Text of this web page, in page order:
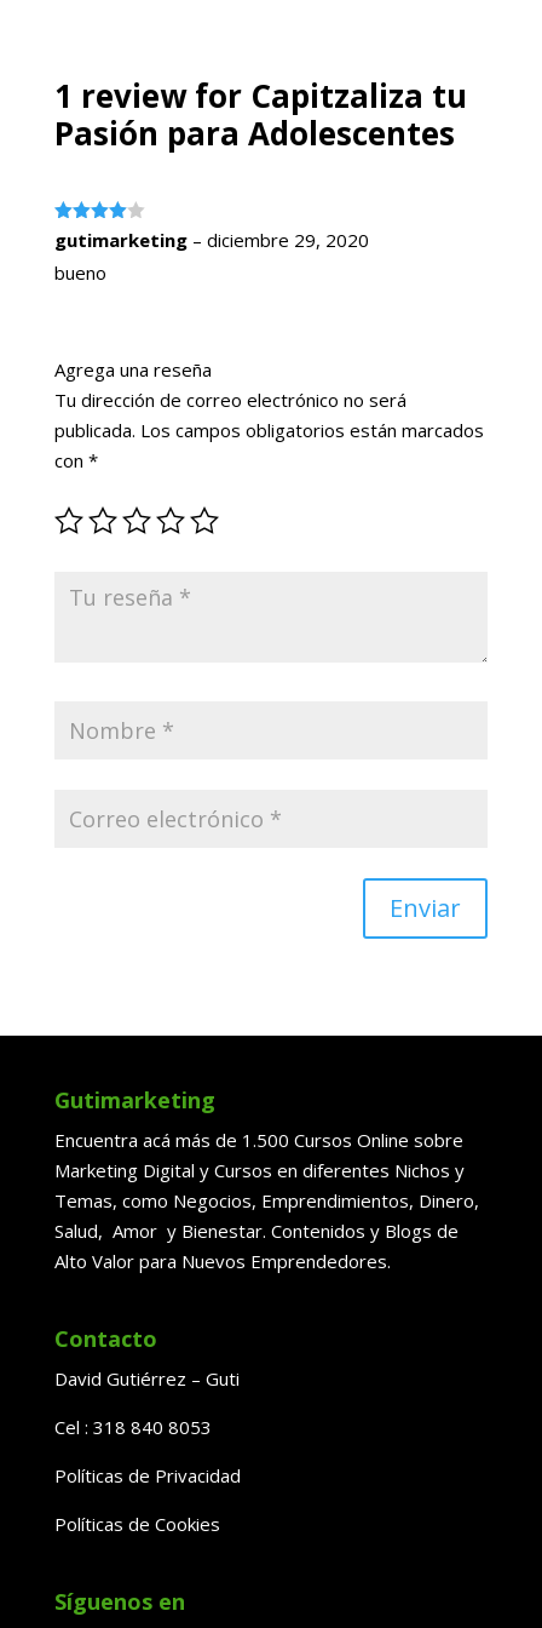
1 review for Capitzaliza tu
Pasión para Adolescentes
Valorado
con4de
5
gutimarketing – diciembre 29, 2020
bueno
Agrega una reseña
Tu dirección de correo electrónico no será
publicada. Los campos obligatorios están marcados
con *
Enviar
Gutimarketing
Encuentra acá más de 1.500 Cursos Online sobre
Marketing Digital y Cursos en diferentes Nichos y
Temas, como Negocios, Emprendimientos, Dinero,
Salud, Amor y Bienestar. Contenidos y Blogs de
Alto Valor para Nuevos Emprendedores.
Contacto
David Gutiérrez – Guti
Cel : 318 840 8053
Políticas de Privacidad
Políticas de Cookies
Síguenos en